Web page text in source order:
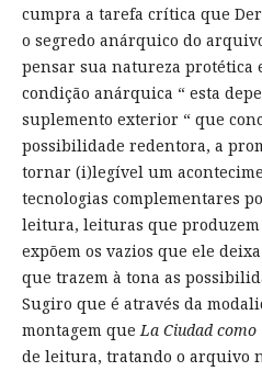
cumpra a tarefa crítica que
o segredo anárquico do
pensar sua natureza protética
condição anárquica “ esta
suplemento exterior “ que
possibilidade redentora, a
tornar (i)legível um
tecnologias complementares
leitura, leituras que
expõem os vazios que ele
que trazem à tona as
Sugiro que é através da
montagem queLa Ciudad como
de leitura, tratando o arquivo